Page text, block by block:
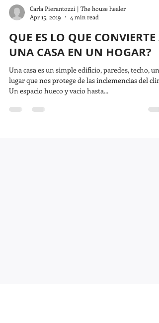
Apr 15, 2019
4 min read
QUE ES LO QUE CONVIERTE A
UNA CASA EN UN HOGAR?
Una casa es un simple edificio, paredes, techo, un
Un espacio hueco y vacio hasta...